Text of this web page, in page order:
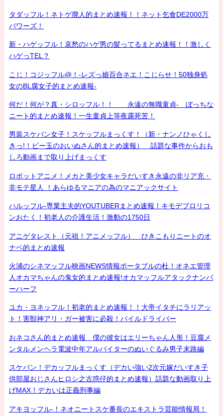
タダッフル！ネトゲ廃人的まとめ速報！！ネット乞食DE2000万
パワーズ！
新・ハゲッフル！哀愁のハゲ男の髪ってるまとめ速報！！激しく
ハゲっTEL？
こじ！コジッフル@！-レズっ娘百合ネエ！こじらせ！50独身処
女のBL腐女子的まとめ速報-
何だ！何が？真・シロッフル！！ 永遠の無職童貞- ぼっちな
ニート的まとめ速報！一生童貞上等夜露死苦！
男装スケバン女子！スケッフルまっくす！（新・ナンノひゃくし
きっ!！ビー玉のおいぬさん的まとめ速報） 話題な事件からおも
しろ動画まで取り上げまっくす
ロボットアニメ！メカと美少女キャラだいすき永遠の非リア充・
非モテ星人 ！あらゆるマニアの為のマニアックサイト
ハルッフル-専業主夫的YOUTUBERまとめ速報！キモデブロリコ
ンおたく！初老人の介護生活！激動の1750日
アニゲタレスト（元祖！アニメッフル） ひきこもりニートのオ
ナベ的まとめ速報
火浦のシネマッフル映画NEWS情報ポータブルの杜！オネエ管理
人オカマちゃんの鬼女的まとめ速報!オカマッフルアタックナンバ
ーハーフ
ユカ・ヨネッフル！初老的まとめ速報！！大帝イタチにラリアッ
ト！害獣神アリ・ガー被害に必殺！パイルドライバー
おネコさん的まとめ速報 僕の彼女はエリーちゃん人形！豆腐メ
ンタルメンヘラ電波中年アルバイターのぬいぐるみ男子末路編
スケバン！デカッフルまっくす（デカい強い2次元嫁だいすき子
供部屋おじさんヒロシ之古惑仔的まとめ速報）話題な動画取り上
げMAX！デカいは正義刑事編
アキヨッフル-！ネオニートスケ番長のエキストラ芸能情報局！